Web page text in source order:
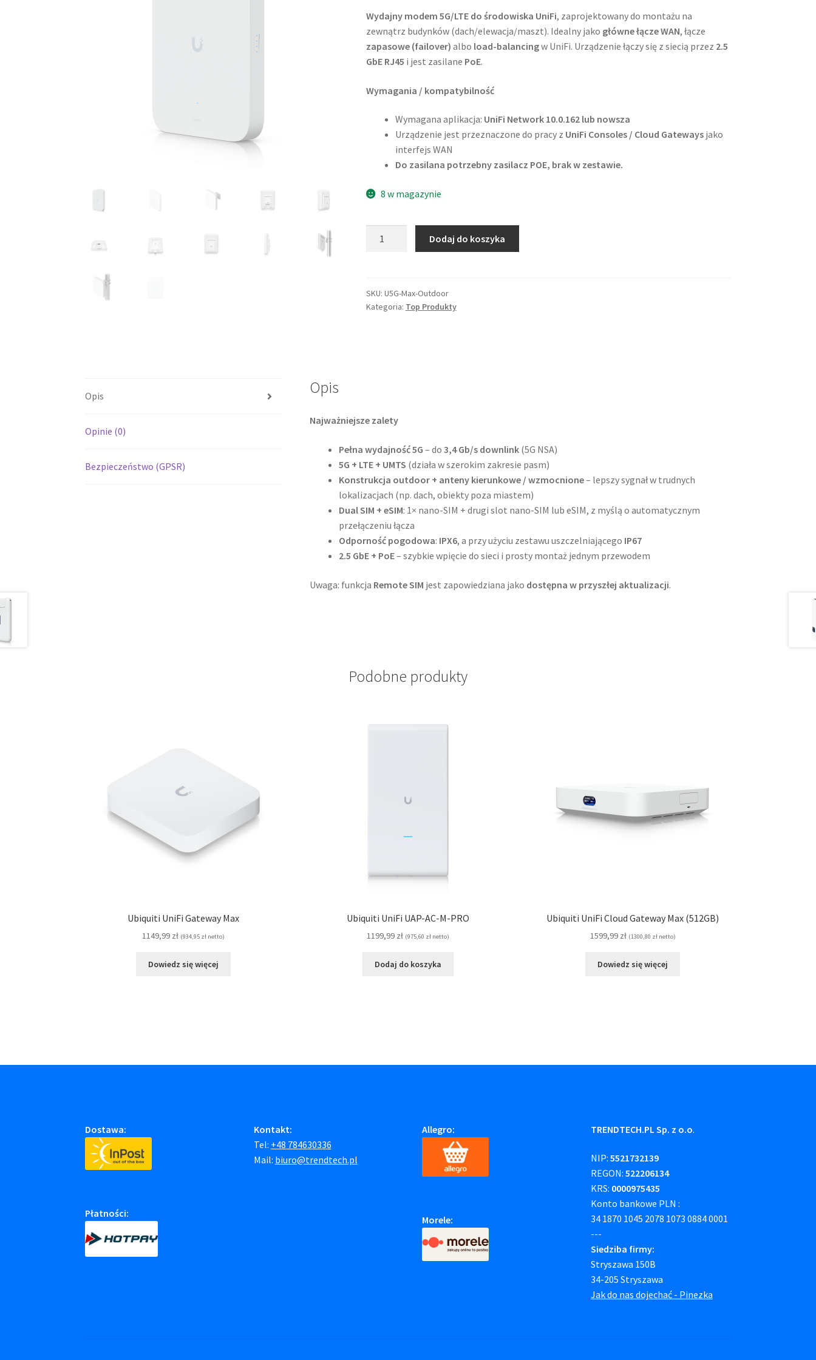
Wydajny modem 5G/LTE do środowiska UniFi, zaprojektowany do montażu na
zewnątrz budynków (dach/elewacja/maszt). Idealny jako główne łącze WAN, łącze
zapasowe (failover) albo load-balancingw UniFi. Urządzenie łączy się z siecią przez 2.5
GbE RJ45 i jest zasilane PoE.
Wymagania / kompatybilność
Wymagana aplikacja: UniFi Network 10.0.162 lub nowsza
Urządzenie jest przeznaczone do pracy z UniFi Consoles / Cloud Gatewaysjako
interfejs WAN
Do zasilana potrzebny zasilacz POE, brak w zestawie.
8 w magazynie
Max
Outdoor
Dodaj do koszyka
SKU: U5G-Max-Outdoor
Kategoria: Top Produkty
Opis
Opinie (0)
Bezpieczeństwo (GPSR)
Opis
Najważniejsze zalety
Pełna wydajność 5G – do3,4 Gb/s downlink (5G NSA)
5G + LTE + UMTS (działa w szerokim zakresie pasm)
Konstrukcja outdoor + anteny kierunkowe / wzmocnione– lepszy sygnał w trudnych
lokalizacjach (np. dach, obiekty poza miastem)
Dual SIM + eSIM: 1× nano-SIM + drugi slot nano-SIM lub eSIM, z myślą o automatycznym
przełączeniu łącza
Odporność pogodowa: IPX6, a przy użyciu zestawu uszczelniającego IP67
2.5 GbE + PoE– szybkie wpięcie do sieci i prosty montaż jednym przewodem
Uwaga: funkcja Remote SIM jest zapowiedziana jako dostępna w przyszłej aktualizacji.
Podobne produkty
Ubiquiti UniFi Gateway Max
1149,99 zł (934,95 złnetto)
Dowiedz się więcej
Ubiquiti UniFi UAP-AC-M-PRO
1199,99 zł (975,60 złnetto)
Dodaj do koszyka
Ubiquiti UniFi Cloud Gateway Max (512GB)
1599,99 zł (1300,80 złnetto)
Dowiedz się więcej
Dostawa:
Płatności:
Kontakt:
Tel: +48 784630336
Mail: biuro@trendtech.pl
Allegro:
Morele:
TRENDTECH.PL Sp. z o.o.
NIP: 5521732139
REGON: 522206134
KRS: 0000975435
Konto bankowe PLN :
34 1870 1045 2078 1073 0884 0001
---
Siedziba firmy:
Stryszawa 150B
34-205 Stryszawa
Jak do nas dojechać - Pinezka